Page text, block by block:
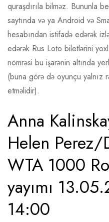
quraşdırıla bilməz. Bununla
saytında və ya Android və
hesabından istifadə edərək
edərək Rus Loto biletlərini
nömrəsi bu işarənin altında
(buna görə də oyunçu yalnız
etməlidir).
Anna
Helen Perez/
WTA 1000
yayımı
14:00